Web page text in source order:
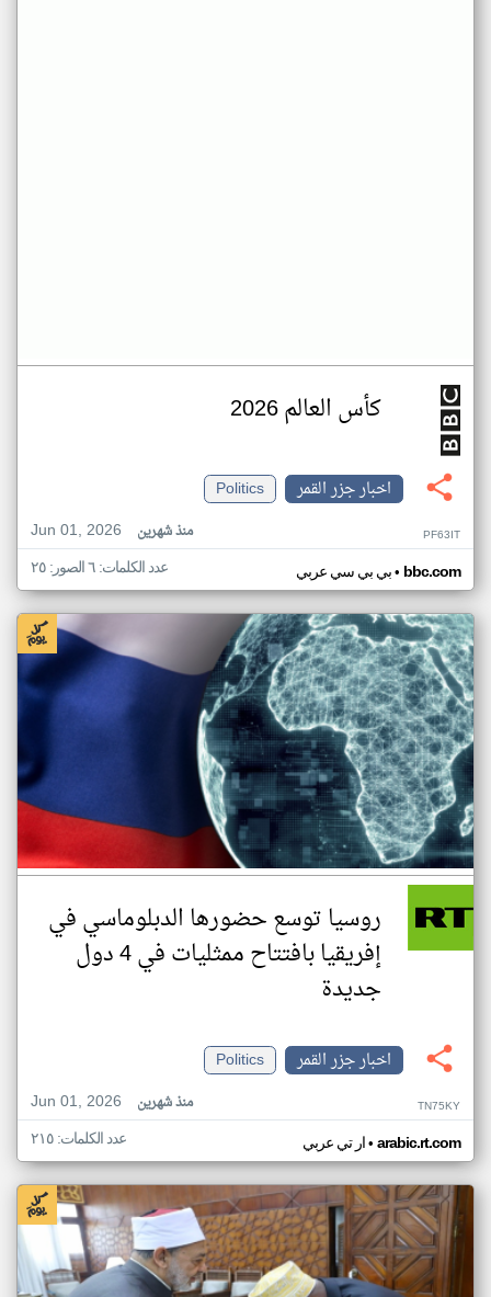
كأس العالم 2026
اخبار جزر القمر
Politics
Jun 01, 2026
منذ شهرين PF63IT
بي بي سي عربي• bbc.com عدد الكلمات: ٦ الصور: ٢٥
روسيا توسع حضورها الدبلوماسي في
إفريقيا بافتتاح ممثليات في 4 دول
جديدة
اخبار جزر القمر
Politics
Jun 01, 2026
منذ شهرين TN75KY
ار تي عربي• arabic.rt.com عدد الكلمات: ٢١٥